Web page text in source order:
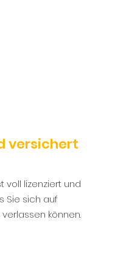
versichert
voll lizenziert und
Sie sich auf
können.